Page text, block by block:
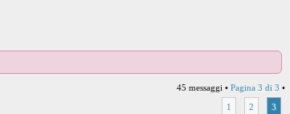
45 messaggi • Pagina 3 di 3 •
1
2 3